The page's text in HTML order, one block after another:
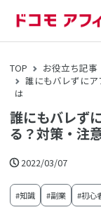
TOP
お役立ち記事
誰にもバレずに
は
誰にもバレず
る？対策・注
2022/03/07
#知識 #副業 #初心